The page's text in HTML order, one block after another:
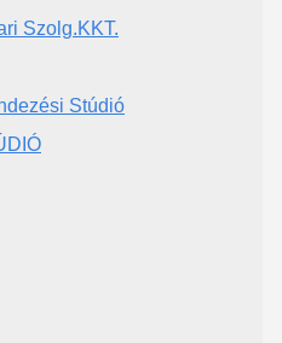
Szolg.KKT.
Stúdió